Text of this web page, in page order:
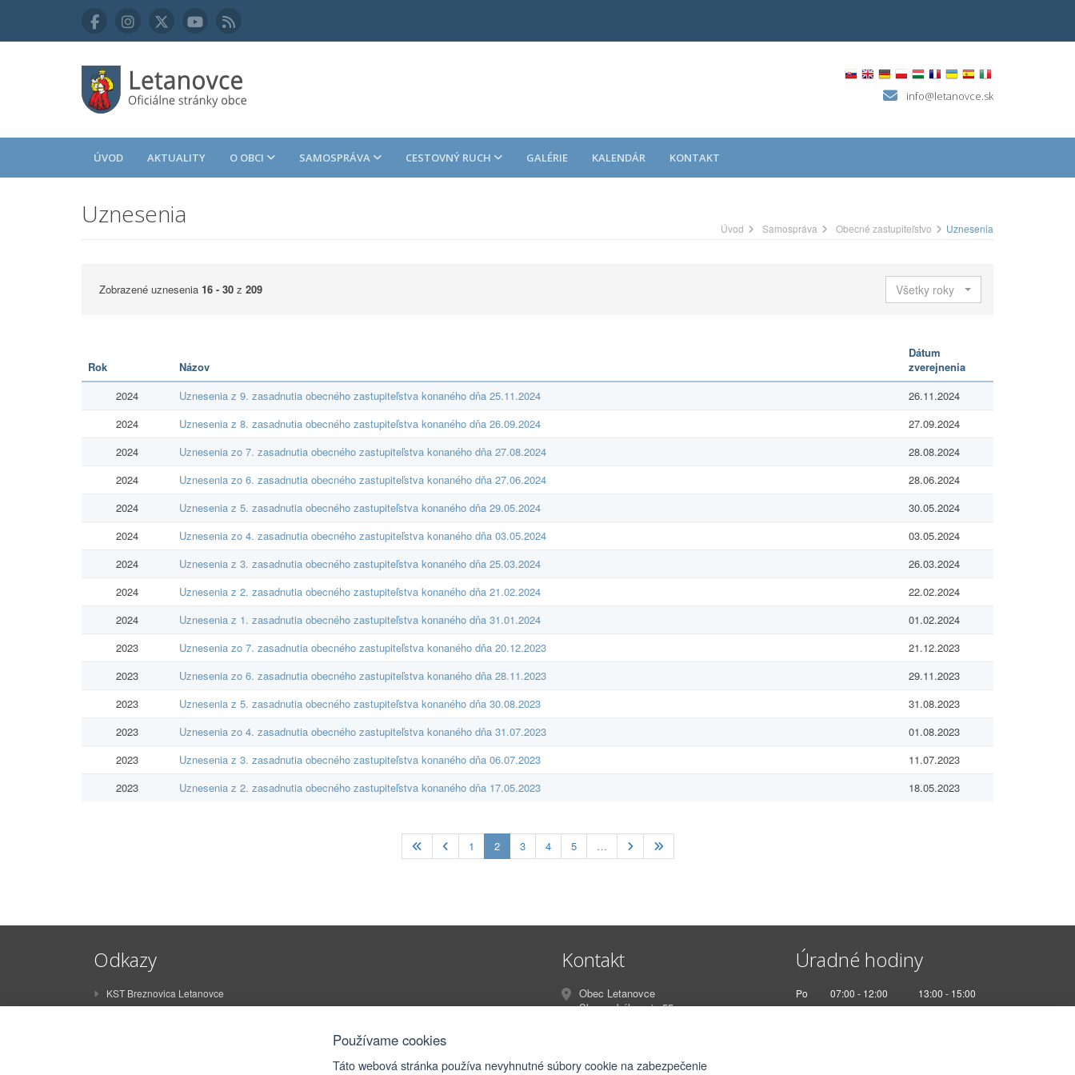
info@letanovce.sk
ÚVOD AKTUALITY O OBCI SAMOSPRÁVA CESTOVNÝ RUCH GALÉRIE KALENDÁR KONTAKT
Uznesenia Úvod Samospráva Obecné zastupiteľstvo Uznesenia
Zobrazené uznesenia 16 - 30 z 209 Všetky roky
Rok Názov
Dátum
zverejnenia
2024
Uznesenia z 9. zasadnutia obecného zastupiteľstva konaného dňa 25.11.2024
26.11.2024
2024
Uznesenia z 8. zasadnutia obecného zastupiteľstva konaného dňa 26.09.2024
27.09.2024
2024
Uznesenia zo 7. zasadnutia obecného zastupiteľstva konaného dňa 27.08.2024
28.08.2024
2024
Uznesenia zo 6. zasadnutia obecného zastupiteľstva konaného dňa 27.06.2024
28.06.2024
2024
Uznesenia z 5. zasadnutia obecného zastupiteľstva konaného dňa 29.05.2024
30.05.2024
2024
Uznesenia zo 4. zasadnutia obecného zastupiteľstva konaného dňa 03.05.2024
03.05.2024
2024
Uznesenia z 3. zasadnutia obecného zastupiteľstva konaného dňa 25.03.2024
26.03.2024
2024
Uznesenia z 2. zasadnutia obecného zastupiteľstva konaného dňa 21.02.2024
22.02.2024
2024
Uznesenia z 1. zasadnutia obecného zastupiteľstva konaného dňa 31.01.2024
01.02.2024
2023
Uznesenia zo 7. zasadnutia obecného zastupiteľstva konaného dňa 20.12.2023
21.12.2023
2023
Uznesenia zo 6. zasadnutia obecného zastupiteľstva konaného dňa 28.11.2023
29.11.2023
2023
Uznesenia z 5. zasadnutia obecného zastupiteľstva konaného dňa 30.08.2023
31.08.2023
2023
Uznesenia zo 4. zasadnutia obecného zastupiteľstva konaného dňa 31.07.2023
01.08.2023
2023
Uznesenia z 3. zasadnutia obecného zastupiteľstva konaného dňa 06.07.2023
11.07.2023
2023
Uznesenia z 2. zasadnutia obecného zastupiteľstva konaného dňa 17.05.2023 18.05.2023
1 2(current)
3 4 5 …
Odkazy
KST Breznovica Letanovce
Kontakt
Obec Letanovce
Slovenského raja 55
Úradné hodiny
Po 07:00 - 12:00
13:00 - 15:00
Používame cookies
Táto webová stránka používa nevyhnutné súbory cookie na zabezpečenie